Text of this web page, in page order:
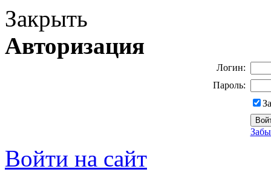
Закрыть
Авторизация
Логин:
Пароль:
Войти на сайт